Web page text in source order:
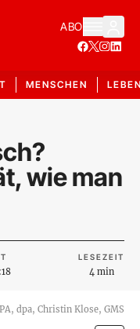
ABO
MENSCHEN
wie man
LESEZEIT
4 min
dpa, Christin Klose, GMS